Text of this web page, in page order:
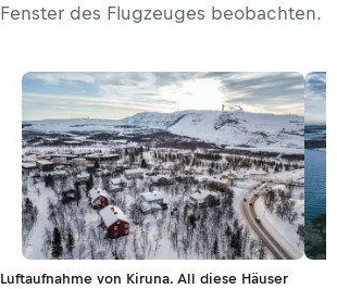
Fenster des Flugzeuges beobachten.
Luftaufnahme von Kiruna. All diese Häuser